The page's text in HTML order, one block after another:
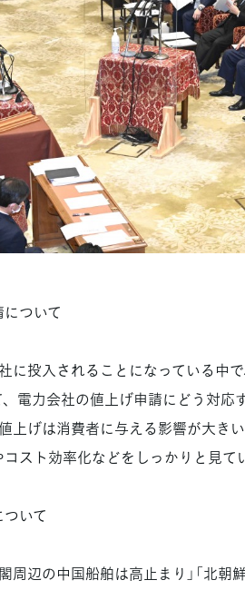
ついて
に投入されることになっている中
電力会社の値上げ申請にどう対応
上げは消費者に与える影響が大き
スト効率化などをしっかりと見て
いて
周辺の中国船舶は高止まり」「北朝